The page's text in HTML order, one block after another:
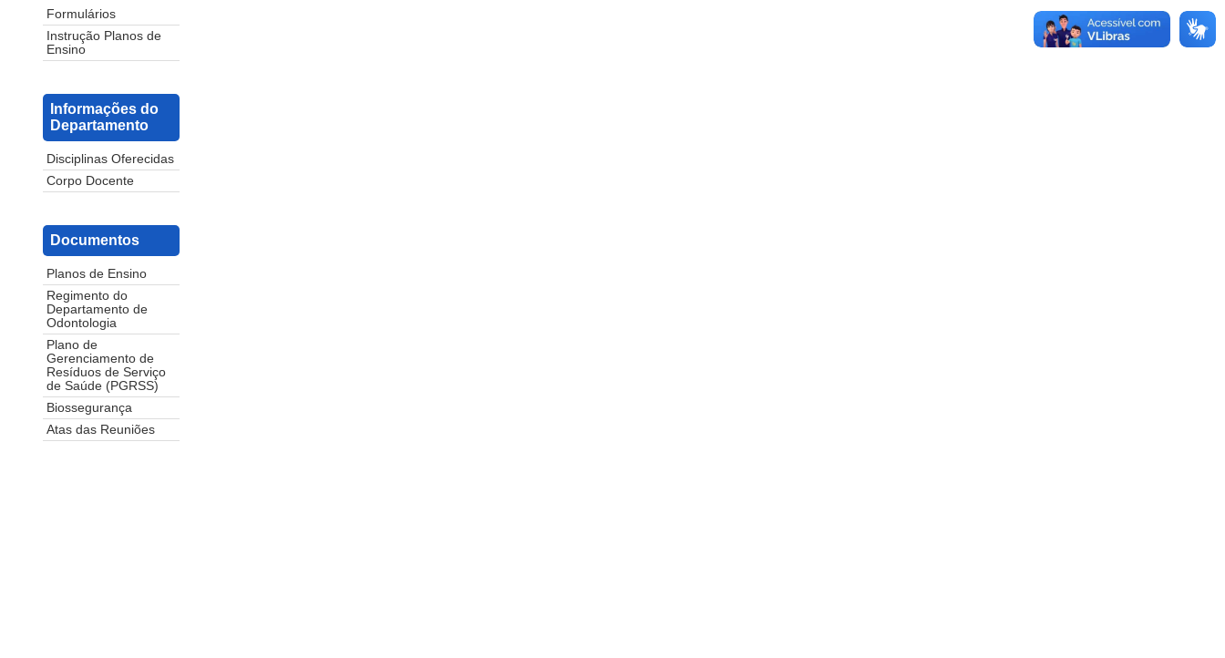
Formulários
Instrução Planos de
Ensino
Informações do
Departamento
Disciplinas Oferecidas
Corpo Docente
Documentos
Planos de Ensino
Regimento do
Departamento de
Odontologia
Plano de
Gerenciamento de
Resíduos de Serviço
de Saúde (PGRSS)
Biossegurança
Atas das Reuniões